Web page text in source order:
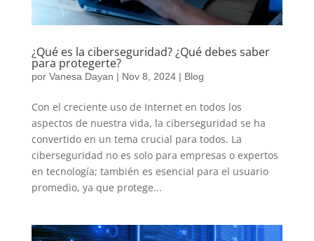
¿Qué es la ciberseguridad? ¿Qué debes saber
para protegerte?
por Vanesa Dayan | Nov 8, 2024| Blog
Con el creciente uso de Internet en todos los
aspectos de nuestra vida, la ciberseguridad se ha
convertido en un tema crucial para todos. La
ciberseguridad no es solo para empresas o expertos
en tecnología; también es esencial para el usuario
promedio, ya que protege...